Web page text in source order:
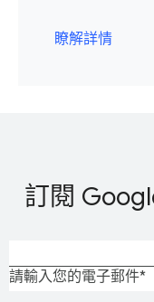
瞭解詳情
訂閱
請輸入您的電子郵件